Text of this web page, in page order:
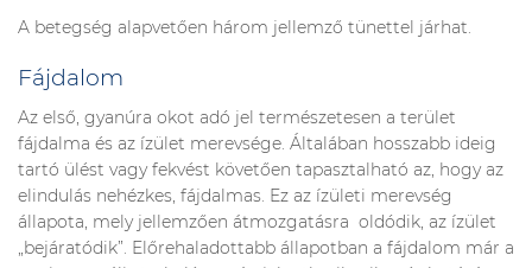
A betegség alapvetően három jellemző tünettel járhat.
Fájdalom
Az első, gyanúra okot adó jel természetesen a terület
fájdalma és az ízület merevsége. Általában hosszabb ideig
tartó ülést vagy fekvést követően tapasztalható az, hogy az
elindulás nehézkes, fájdalmas. Ez az ízületi merevség
állapota, mely jellemzően átmozgatásra oldódik, az ízület
„bejáratódik”. Előrehaladottabb állapotban a fájdalom már a